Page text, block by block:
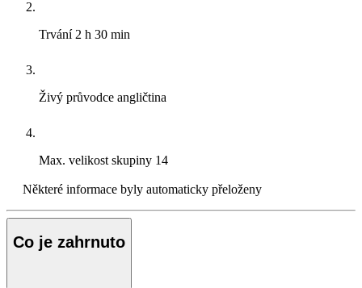
Trvání 2 h 30 min
Živý průvodce angličtina
Max. velikost skupiny 14
Některé informace byly automaticky přeloženy
Co je zahrnuto